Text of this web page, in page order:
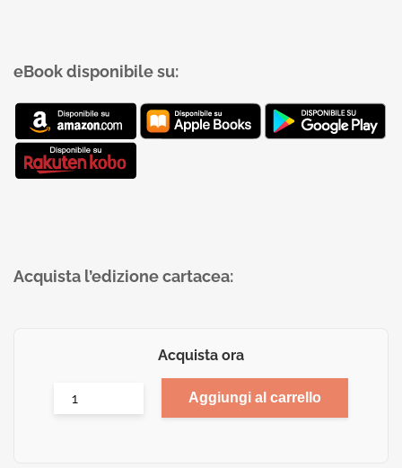
eBook disponibile su:
Acquista l’edizione cartacea:
Acquista ora
Aggiungi al carrello